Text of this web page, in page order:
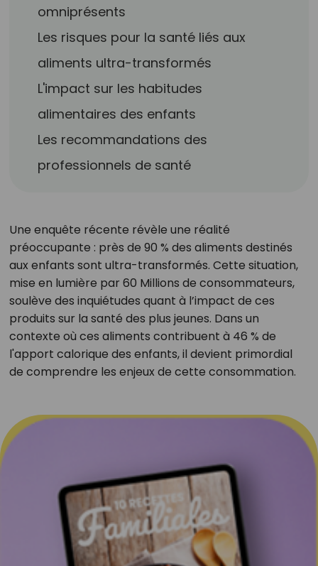
omniprésents
Les risques pour la santé liés aux
aliments ultra-transformés
L'impact sur les habitudes
alimentaires des enfants
Les recommandations des
professionnels de santé
Une enquête récente révèle une réalité
préoccupante : près de 90 % des aliments destinés
aux enfants sont ultra-transformés. Cette situation,
mise en lumière par 60 Millions de consommateurs,
soulève des inquiétudes quant à l’impact de ces
produits sur la santé des plus jeunes. Dans un
contexte où ces aliments contribuent à 46 % de
l'apport calorique des enfants, il devient primordial
de comprendre les enjeux de cette consommation.